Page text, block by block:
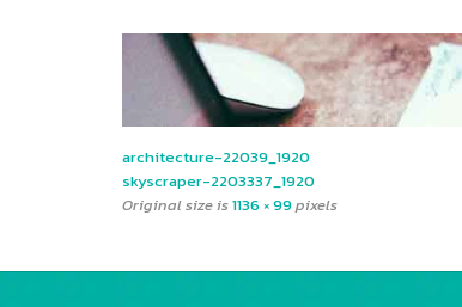
architecture-22039_1920
skyscraper-2203337_1920
Original size is1136 × 99pixels